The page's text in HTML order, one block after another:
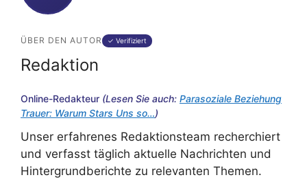
ÜBER DEN AUTOR ✓ Verifiziert
Redaktion
Online-Redakteur (Lesen Sie auch: Parasoziale Beziehung
Trauer: Warum Stars Uns so…)
Unser erfahrenes Redaktionsteam recherchiert
und verfasst täglich aktuelle Nachrichten und
Hintergrundberichte zu relevanten Themen.